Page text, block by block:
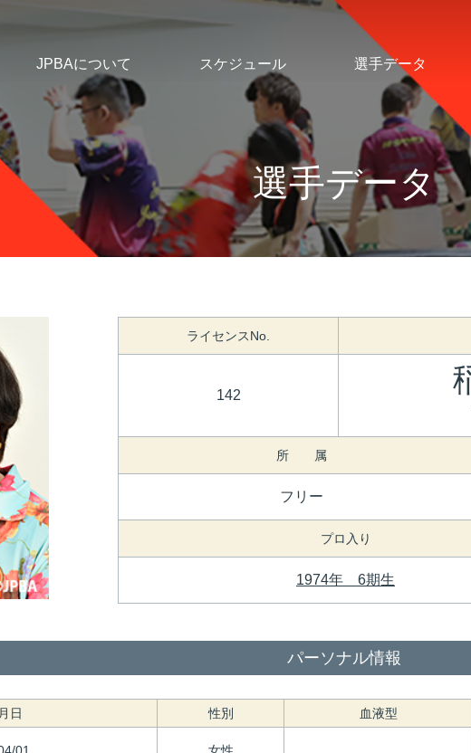
JPBAについて スケジュール 選手データ
選手データ
ライセンスNo.
142
所 属
フリー
プロ入り
1974年 6期生
パーソナル情報
日 性別 血液型